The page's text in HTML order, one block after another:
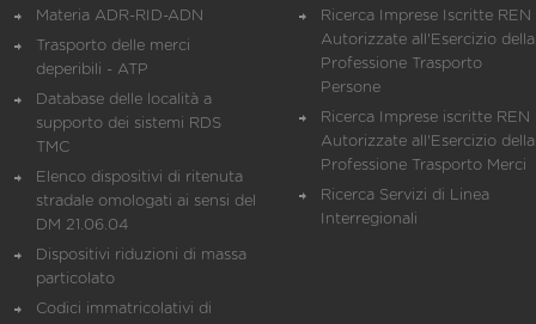
Materia ADR-RID-ADN
Trasporto delle merci
deperibili - ATP
Database delle località a
supporto dei sistemi RDS
TMC
Elenco dispositivi di ritenuta
stradale omologati ai sensi del
DM 21.06.04
Dispositivi riduzioni di massa
particolato
Codici immatricolativi di
Ricerca Imprese Iscritte REN
Autorizzate all'Esercizio della
Professione Trasporto
Persone
Ricerca Imprese iscritte REN
Autorizzate all'Esercizio della
Professione Trasporto Merci
Ricerca Servizi di Linea
Interregionali